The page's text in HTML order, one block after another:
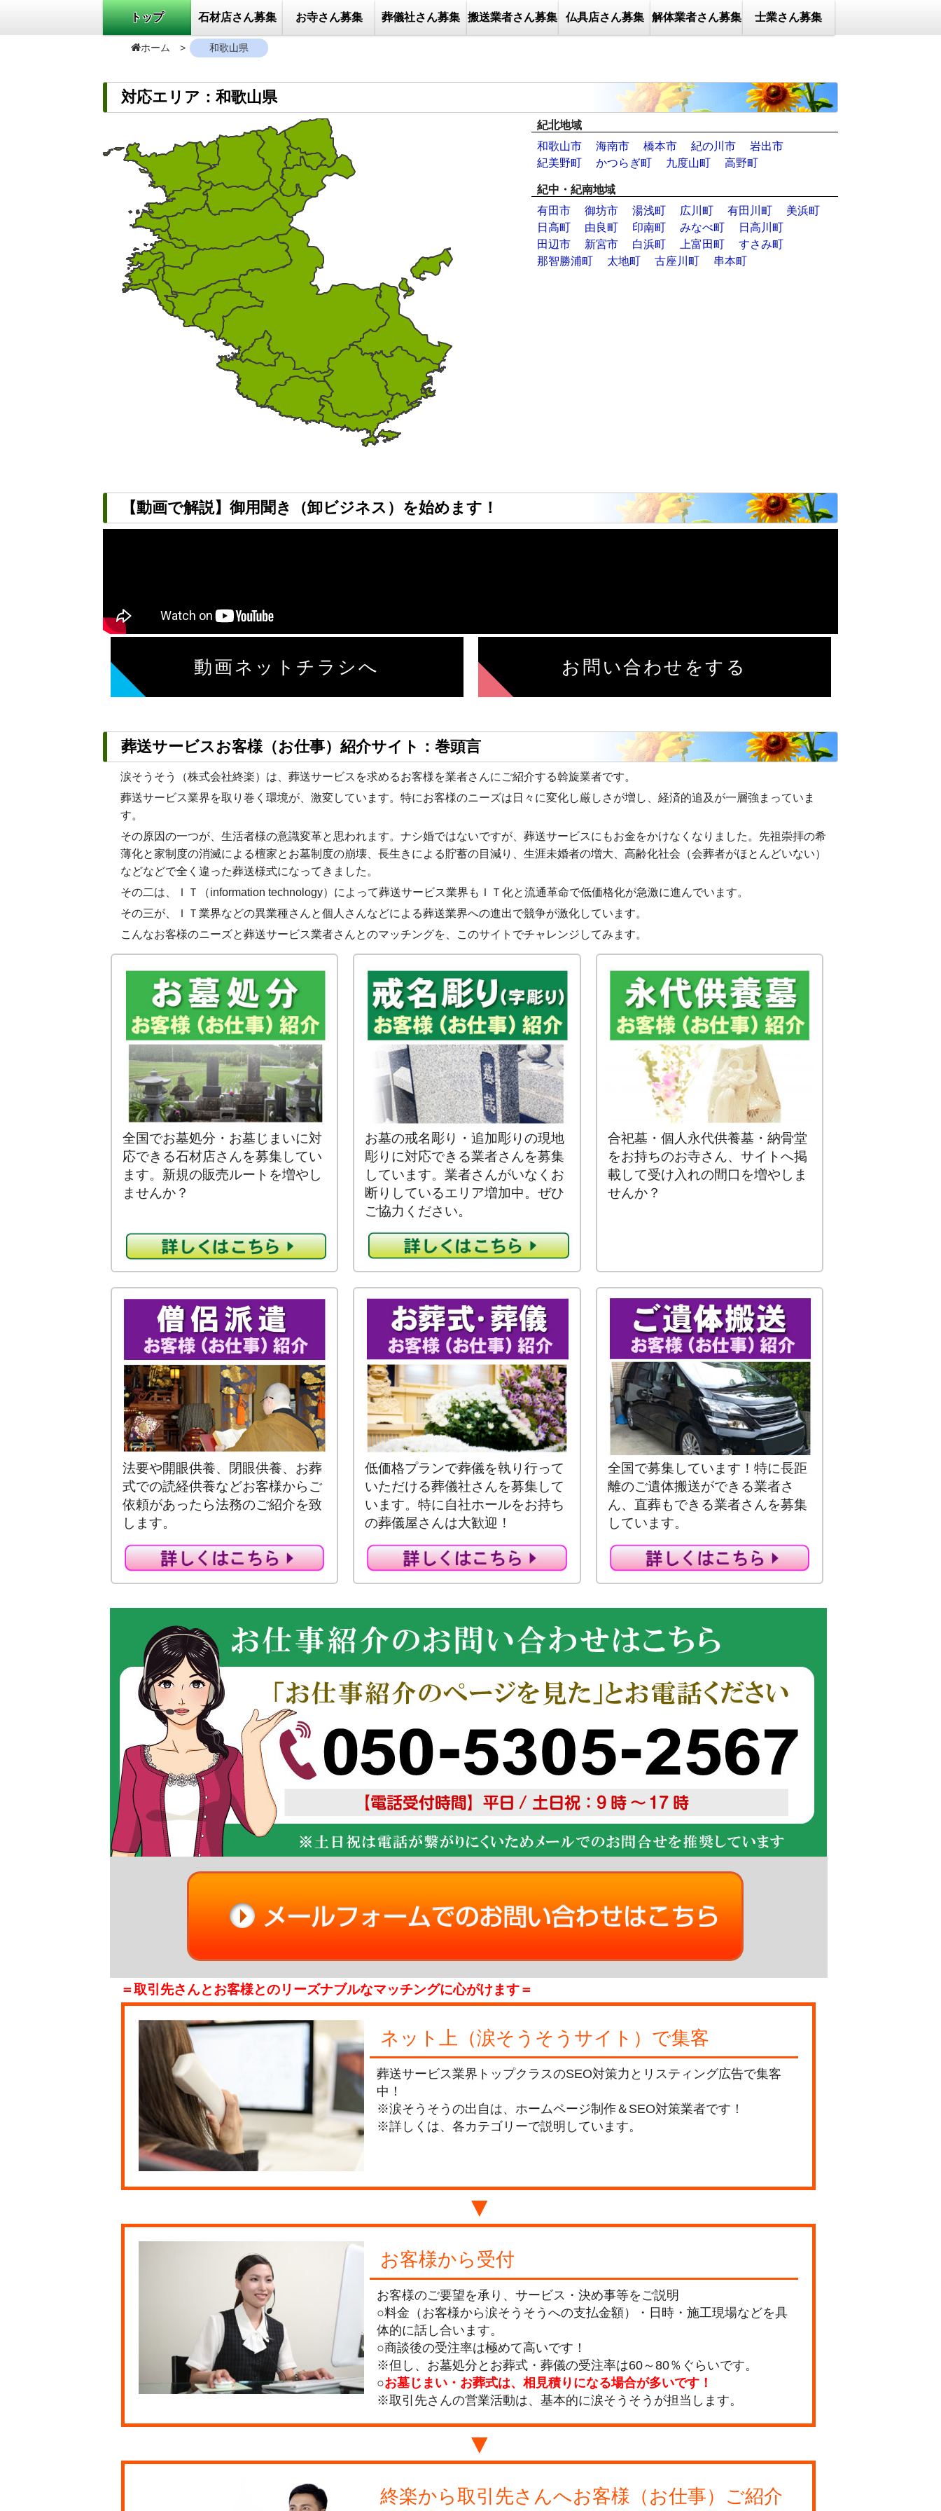
トップ 石材店さん募集 お寺さん募集 葬儀社さん募集 搬送業者さん募集 仏具店さん募集 解体業者さん募集 士業さん募集
ホーム 和歌山県
対応エリア：和歌山県
紀北地域
和歌山市
海南市 橋本市 紀の川市
岩出市
紀美野町
かつらぎ町 九度山町 高野町
紀中・紀南地域
有田市
御坊市 湯浅町 広川町 有田川町
美浜町
日高町
由良町 印南町 みなべ町
日高川町
田辺市
新宮市 白浜町 上富田町
すさみ町
那智勝浦町
太地町 古座川町 串本町
【動画で解説】御用聞き（卸ビジネス）を始めます！
動画ネットチラシへ お問い合わせをする
葬送サービスお客様（お仕事）紹介サイト：巻頭言
涙そうそう（株式会社終楽）は、葬送サービスを求めるお客様を業者さんにご紹介する斡旋業者です。
葬送サービス業界を取り巻く環境が、激変しています。特にお客様のニーズは日々に変化し厳しさが増し、経済的追及が一層強まっていま
す。
その原因の一つが、生活者様の意識変革と思われます。ナシ婚ではないですが、葬送サービスにもお金をかけなくなりました。先祖崇拝の希
薄化と家制度の消滅による檀家とお墓制度の崩壊、長生きによる貯蓄の目減り、生涯未婚者の増大、高齢化社会（会葬者がほとんどいない）
などなどで全く違った葬送様式になってきました。
その二は、ＩＴ（information technology）によって葬送サービス業界もＩＴ化と流通革命で低価格化が急激に進んでいます。
その三が、ＩＴ業界などの異業種さんと個人さんなどによる葬送業界への進出で競争が激化しています。
こんなお客様のニーズと葬送サービス業者さんとのマッチングを、このサイトでチャレンジしてみます。
全国でお墓処分・お墓じまいに対
応できる石材店さんを募集してい
ます。新規の販売ルートを増やし
ませんか？
お墓の戒名彫り・追加彫りの現地
彫りに対応できる業者さんを募集
しています。業者さんがいなくお
断りしているエリア増加中。ぜひ
ご協力ください。
合祀墓・個人永代供養墓・納骨堂
をお持ちのお寺さん、サイトへ掲
載して受け入れの間口を増やしま
せんか？
法要や開眼供養、閉眼供養、お葬
式での読経供養などお客様からご
依頼があったら法務のご紹介を致
します。
低価格プランで葬儀を執り行って
いただける葬儀社さんを募集して
います。特に自社ホールをお持ち
の葬儀屋さんは大歓迎！
全国で募集しています！特に長距
離のご遺体搬送ができる業者さ
ん、直葬もできる業者さんを募集
しています。
＝取引先さんとお客様とのリーズナブルなマッチングに心がけます＝
ネット上（涙そうそうサイト）で集客
葬送サービス業界トップクラスのSEO対策力とリスティング広告で集客
中！
※涙そうそうの出自は、ホームページ制作＆SEO対策業者です！
※詳しくは、各カテゴリーで説明しています。
▼
お客様から受付
お客様のご要望を承り、サービス・決め事等をご説明
○料金（お客様から涙そうそうへの支払金額）・日時・施工現場などを具
体的に話し合います。
○商談後の受注率は極めて高いです！
※但し、お墓処分とお葬式・葬儀の受注率は60～80％ぐらいです。
○お墓じまい・お葬式は、相見積りになる場合が多いです！
※取引先さんの営業活動は、基本的に涙そうそうが担当します。
▼
終楽から取引先さんへお客様（お仕事）ご紹介